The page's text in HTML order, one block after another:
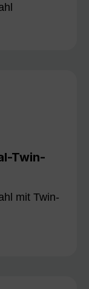
Twin-
mit Twin-